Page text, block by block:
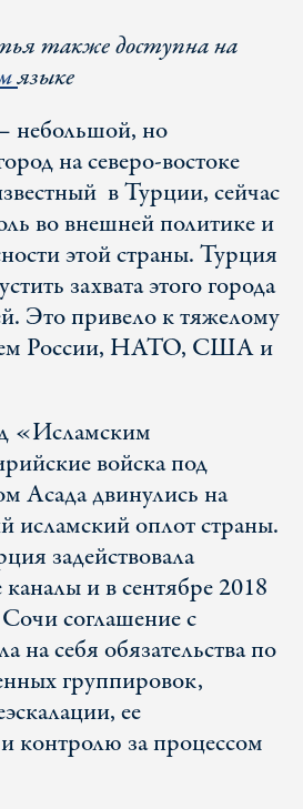
также доступна на
языке
небольшой, но
на северо-востоке
в Турции, сейчас
во внешней политике и
этой страны. Турция
захвата этого города
Это привело к тяжелому
России, НАТО, США и
«Исламским
войска под
Асада двинулись на
исламский оплот страны.
задействовала
и в сентябре 2018
соглашение с
на себя обязательства по
группировок,
ее
контролю за процессом